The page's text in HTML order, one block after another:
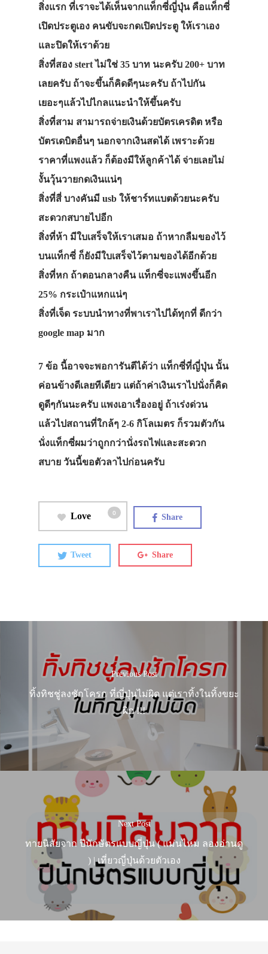
สิ่งแรก ที่เราจะได้เห็นจากแท็กซี่ญี่ปุ่น คือแท็กซี่
เปิดประตูเอง คนขับจะกดเปิดประตู ให้เราเอง
และปิดให้เราด้วย
สิ่งที่สอง stert ไม่ใช่ 35 บาท นะครับ 200+ บาท
เลยครับ ถ้าจะขึ้นก็คิดดีๆนะครับ ถ้าไปกัน
เยอะๆแล้วไปไกลแนะนำให้ขึ้นครับ
สิ่งที่สาม สามารถจ่ายเงินด้วยบัตรเครดิต หรือ
บัตรเดบิตอื่นๆ นอกจากเงินสดได้ เพราะด้วย
ราคาที่แพงแล้ว ก็ต้องมีให้ลูกค้าได้ จ่ายเลยไม่
งั้นวุ้นวายกดเงินแน่ๆ
สิ่งที่สี่ บางคันมี usb ให้ชาร์ทแบตด้วยนะครับ
สะดวกสบายไปอีก
สิ่งที่ห้า มีใบเสร็จให้เราเสมอ ถ้าหากลืมของไว้
บนแท็กซี่ ก็ยังมีใบเสร็จไว้ตามของได้อีกด้วย
สิ่งที่หก ถ้าตอนกลางคืน แท็กซี่จะแพงขึ้นอีก
25% กระเป๋าแหกแน่ๆ
สิ่งที่เจ็ด ระบบนำทางที่พาเราไปได้ทุกที่ ดีกว่า
google map มาก
7 ข้อ นี้อาจจะพอการันตีได้ว่า แท็กซี่ที่ญี่ปุ่น นั้น
ค่อนข้างดีเลยทีเดียว แต่ถ้าค่าเงินเราไปนั่งก็คิด
ดูดีๆกันนะครับ แพงเอาเรื่องอยู่ ถ้าเร่งด่วน
แล้วไปสถานที่ใกล้ๆ 2-6 กิโลเมตร ก็รวมตัวกัน
นั่งแท็กซี่ผมว่าถูกกว่านั่งรถไฟและสะดวก
สบาย วันนี้ขอตัวลาไปก่อนครับ
Love 0 Share
Tweet Share
Previous Post
ทิ้งทิชชู่ลงชักโครก ที่ญี่ปุ่นไม่ผิด แต่เราทิ้งในทิ้งขยะ
ผิด !!!
Next Post
ทายนิสัยจาก ปีนักษัตรแบบญี่ปุ่น ( แม่นไหม ลองอ่านดู
) | เที่ยวญี่ปุ่นด้วยตัวเอง